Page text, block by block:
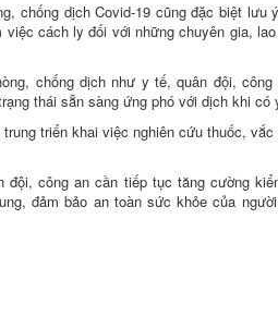
chống dịch Covid-19 cũng đặc biệt
việc cách ly đối với những chuyên gia,
chống dịch như y tế, quân đội,
thái sẵn sàng ứng phó với dịch khi có
triển khai việc nghiên cứu thuốc,
công an cần tiếp tục tăng cường
đảm bảo an toàn sức khỏe của